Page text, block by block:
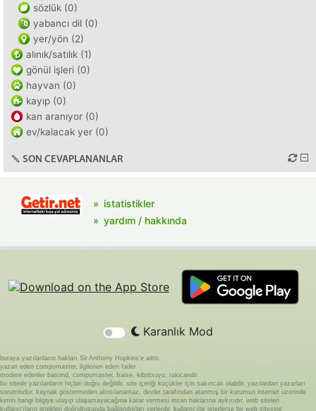
sözlük (0)
yabancı dil (0)
yer/yön (2)
alınık/satılık (1)
gönül işleri (0)
hayvan (0)
kayıp (0)
kan aranıyor (0)
ev/kalacak yer (0)
SON CEVAPLANANLAR
istatistikler
yardım / hakkında
Karanlık Mod
buraya yazılanların hakları Sir Anthony Hopkins'e aittir.
yazan eden compumaster, ilgilenen eden fader
modere edenler basond, compumaster, fraise, kibritsuyu, rakicandir
bu sitede yazılanların hiçbiri doğru değildir. site içeriği küçükler için sakıncalı olabilir. yazılardan yazarları
sorumludur. kaynak göstermeden alıntılanamaz. devlet tarafından atanmış bir kurumun internet üzerinde
kimin hangi bilgiye ulaşıp ulaşamayacağına karar vermesi insan haklarına aykırıdır. web siteleri
kullanıcıların istekleri doğrultusunda bağlandıkları yerlerdir. kullanıcılar isterlerse bir web sitesine